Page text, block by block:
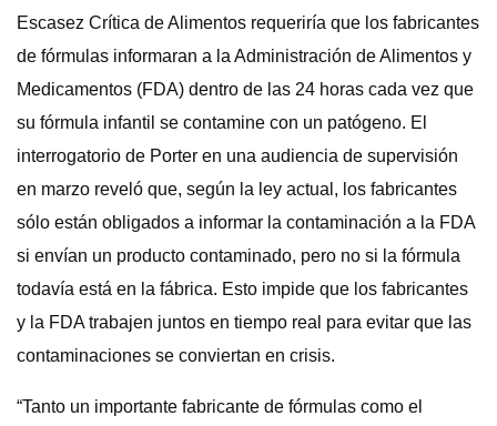
Escasez Crítica de Alimentos requeriría que los fabricantes
de fórmulas informaran a la Administración de Alimentos y
Medicamentos (FDA) dentro de las 24 horas cada vez que
su fórmula infantil se contamine con un patógeno. El
interrogatorio de Porter en una audiencia de supervisión
en marzo reveló que, según la ley actual, los fabricantes
sólo están obligados a informar la contaminación a la FDA
si envían un producto contaminado, pero no si la fórmula
todavía está en la fábrica. Esto impide que los fabricantes
y la FDA trabajen juntos en tiempo real para evitar que las
contaminaciones se conviertan en crisis.
“Tanto un importante fabricante de fórmulas como el